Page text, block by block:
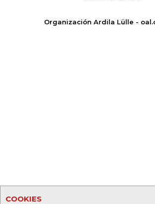
COOKIES
Organización Ardila Lülle -